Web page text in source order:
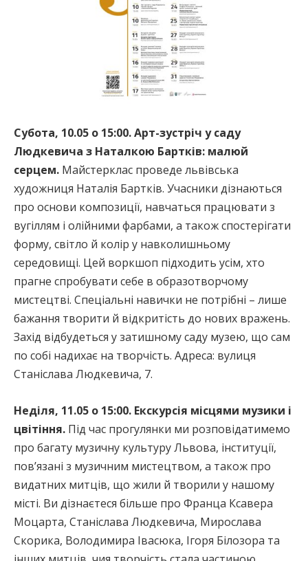
Субота, 10.05 о 15:00. Арт-зустріч у саду
Людкевича з Наталкою Бартків: малюй
серцем. Майстерклас проведе львівська
художниця Наталія Бартків. Учасники дізнаються
про основи композиції, навчаться працювати з
вугіллям і олійними фарбами, а також спостерігати
форму, світло й колір у навколишньому
середовищі. Цей воркшоп підходить усім, хто
прагне спробувати себе в образотворчому
мистецтві. Спеціальні навички не потрібні – лише
бажання творити й відкритість до нових вражень.
Захід відбудеться у затишному саду музею, що сам
по собі надихає на творчість. Адреса: вулиця
Станіслава Людкевича, 7.
Неділя, 11.05 о 15:00. Екскурсія місцями музики і
цвітіння. Під час прогулянки ми розповідатимемо
про багату музичну культуру Львова, інституції,
пов’язані з музичним мистецтвом, а також про
видатних митців, що жили й творили у нашому
місті. Ви дізнаєтеся більше про Франца Ксавера
Моцарта, Станіслава Людкевича, Мирослава
Скорика, Володимира Івасюка, Ігоря Білозора та